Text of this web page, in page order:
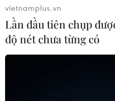
#Chứng khoán #Cổ phiếu
vietnamplus.vn
Lần đầu tiên chụp
độ nét chưa từng có